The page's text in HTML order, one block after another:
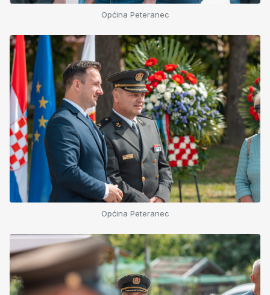
Općina Peteranec
Općina Peteranec